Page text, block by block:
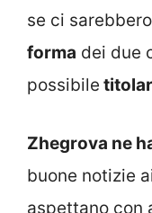
se ci
forma dei due
possibile
Zhegrova ne
buone notizie
aspettano con